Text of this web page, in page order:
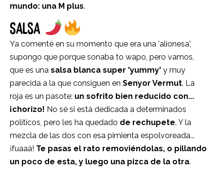
mundo: una M plus.
SALSA
Ya comenté en su momento que era una 'alionesa',
supongo que porque sonaba to wapo, pero vamos,
que es una salsa blanca super 'yummy' y muy
parecida a la que consiguen en Senyor Vermut. La
roja es un pasote: un sofrito bien reducido con...
¡chorizo! No sé si está dedicada a determinados
políticos, pero les ha quedado de rechupete. Y la
mezcla de las dos con esa pimienta espolvoreada...
¡fuaaá! Te pasas el rato removiéndolas, o pillando
un poco de esta, y luego una pizca de la otra.